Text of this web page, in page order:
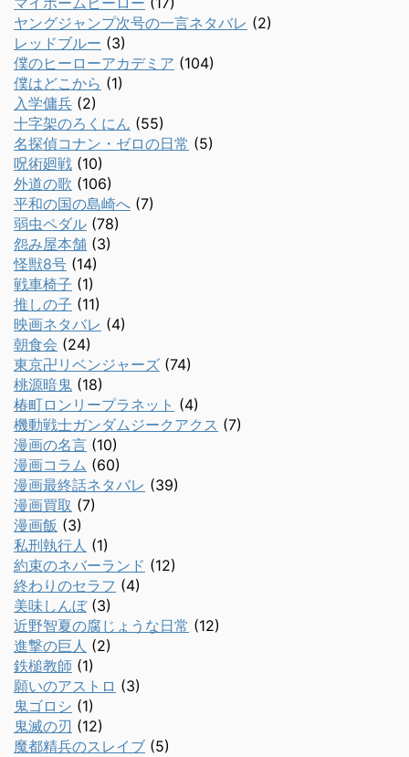
ヤングジャンプ次号の一言ネタバレ (2)
レッドブルー (3)
僕のヒーローアカデミア (104)
僕はどこから (1)
入学傭兵 (2)
十字架のろくにん (55)
名探偵コナン・ゼロの日常 (5)
呪術廻戦 (10)
外道の歌 (106)
平和の国の島崎へ (7)
弱虫ペダル (78)
怨み屋本舗 (3)
怪獣8号 (14)
戦車椅子 (1)
推しの子 (11)
映画ネタバレ (4)
朝食会 (24)
東京卍リベンジャーズ (74)
桃源暗鬼 (18)
椿町ロンリープラネット (4)
機動戦士ガンダムジークアクス (7)
漫画の名言 (10)
漫画コラム (60)
漫画最終話ネタバレ (39)
漫画買取 (7)
漫画飯 (3)
私刑執行人 (1)
約束のネバーランド (12)
終わりのセラフ (4)
美味しんぼ(3)
近野智夏の腐じょうな日常 (12)
進撃の巨人 (2)
鉄槌教師 (1)
願いのアストロ (3)
鬼ゴロシ (1)
鬼滅の刃 (12)
魔都精兵のスレイブ (5)